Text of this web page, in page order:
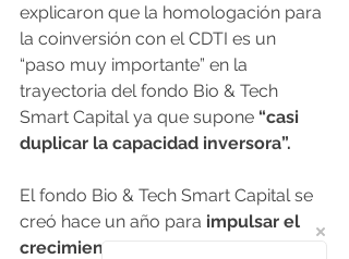
explicaron que la homologación para
la coinversión con el CDTI es un
“paso muy importante” en la
trayectoria del fondo Bio & Tech
Smart Capital ya que supone “casi
duplicar la capacidad inversora”.
El fondo Bio & Tech Smart Capital se
creó hace un año para impulsar el
crecimiento sostenible del